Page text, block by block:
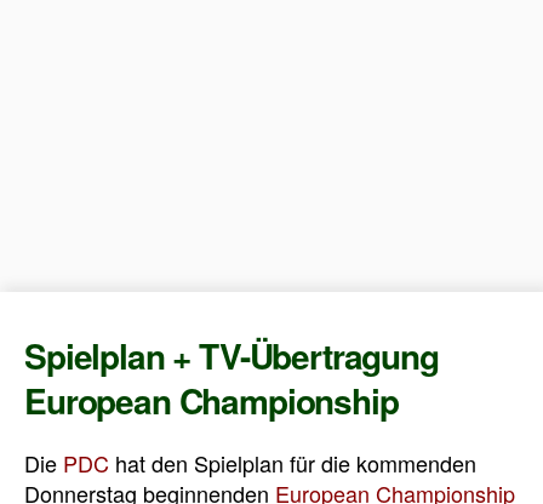
Spielplan + TV-Übertragung
European Championship
Die PDC hat den Spielplan für die kommenden
Donnerstag beginnenden European Championship